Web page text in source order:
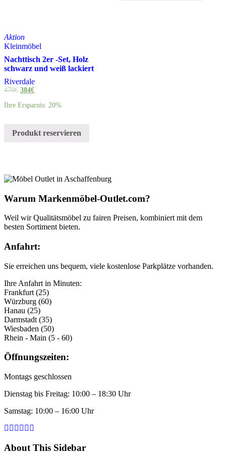
Aktion
Kleinmöbel
Nachttisch 2er -Set, Holz
schwarz und weiß lackiert
Riverdale
478€ 384€
Ihre Ersparnis: 20%
Produkt reservieren
Warum Markenmöbel-Outlet.com?
Weil wir Qualitätsmöbel zu fairen Preisen, kombiniert mit dem
besten Sortiment bieten.
Anfahrt:
Sie erreichen uns bequem, viele kostenlose Parkplätze vorhanden.
Ihre Anfahrt in Minuten:
Frankfurt (25)
Würzburg (60)
Hanau (25)
Darmstadt (35)
Wiesbaden (50)
Rhein - Main (5 - 60)
Öffnungszeiten:
Montags geschlossen
Dienstag bis Freitag: 10:00 – 18:30 Uhr
Samstag: 10:00 – 16:00 Uhr
About This Sidebar